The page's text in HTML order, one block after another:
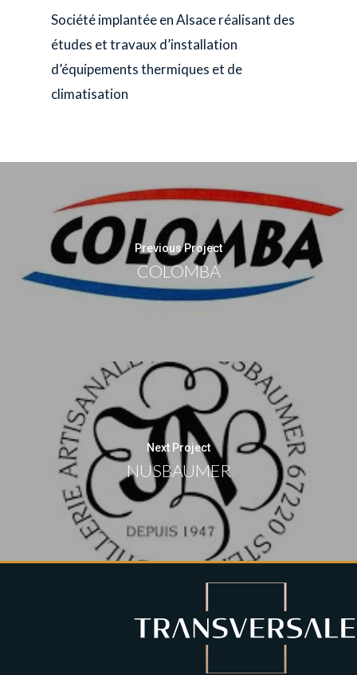
Société implantée en Alsace réalisant des
études et travaux d’installation
d’équipements thermiques et de
climatisation
Previous Project
COLOMBA
Next Project
NUSBAUMER